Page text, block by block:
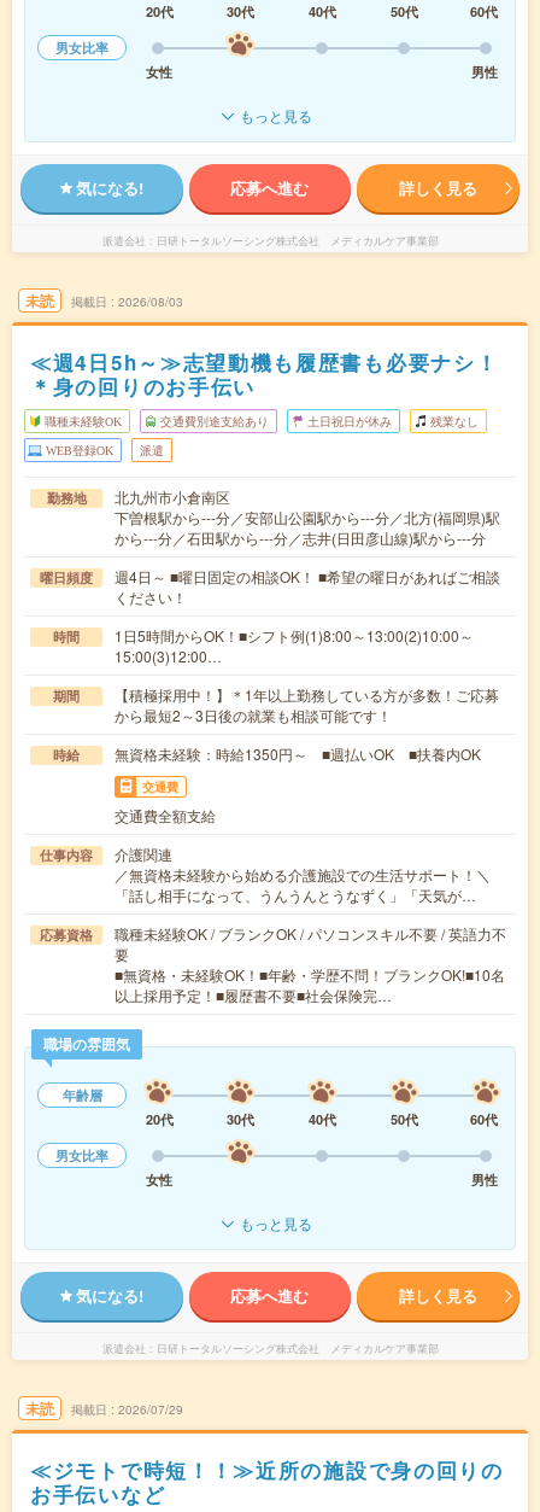
20代 30代 40代 50代
60代
男女比率
女性
男性
もっと見る
気になる! 応募へ進む 詳しく見る
派遣会社 日研トータルソーシング株式会社 メディカルケア事業部
未読 掲載日 2026/08/03
≪週4日5h～≫志望動機も履歴書も必要ナシ！
＊身の回りのお手伝い
職種未経験OK 交通費別途支給あり 土日祝日が休み 残業なし
WEB登録OK 派遣
勤務地
北九州市小倉南区
下曽根駅から---分／安部山公園駅から---分／北方(福岡県)駅
から---分／石田駅から---分／志井(日田彦山線)駅から---分
曜日頻度
週4日～ ■曜日固定の相談OK！ ■希望の曜日があればご相談
ください！
時間
1日5時間からOK！■シフト例(1)8:00～13:00(2)10:00～
15:00(3)12:00…
期間
【積極採用中！】＊1年以上勤務している方が多数！ご応募
から最短2～3日後の就業も相談可能です！
時給 無資格未経験：時給1350円～ ■週払いOK ■扶養内OK
交通費
交通費全額支給
仕事内容
介護関連
／無資格未経験から始める介護施設での生活サポート！＼
「話し相手になって、うんうんとうなずく」「天気が…
応募資格
職種未経験OK / ブランクOK / パソコンスキル不要 / 英語力不
要
■無資格・未経験OK！■年齢・学歴不問！ブランクOK!■10名
以上採用予定！■履歴書不要■社会保険完…
職場の雰囲気
年齢層
20代
30代 40代 50代
60代
男女比率
女性
男性
もっと見る
気になる! 応募へ進む 詳しく見る
派遣会社 日研トータルソーシング株式会社 メディカルケア事業部
未読 掲載日 2026/07/29
≪ジモトで時短！！≫近所の施設で身の回りの
お手伝いなど